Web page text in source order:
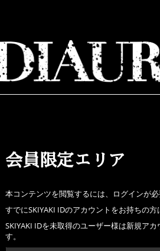
会員限定エリア
本コンテンツを閲覧するには、ログインが必
すでにSKIYAKI IDのアカウントをお持ちの
SKIYAKI IDを未取得のユーザー様は新規ア
す。